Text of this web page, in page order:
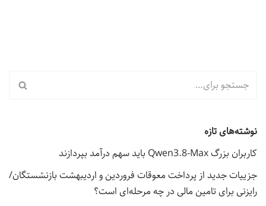
نوشته‌های تازه
کاربران بزرگ Qwen3.8-Max باید سهم درآمد بپردازند
جزییات جدید از پرداخت معوقات فروردین و اردیبهشت بازنشستگان/
رایزنی برای تامین مالی در چه مرحله‌ای است؟